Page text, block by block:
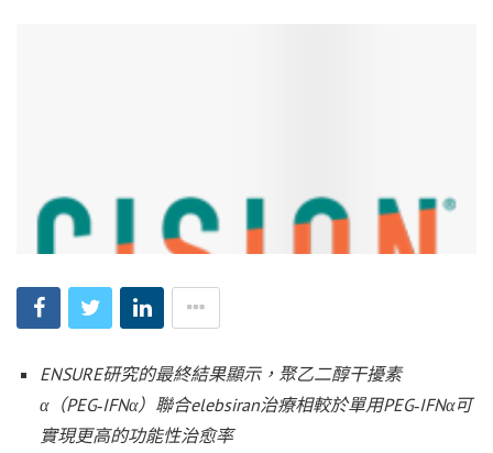
ENSURE研究的最終結果顯示，聚乙二醇干擾素
α（PEG‑IFNα）聯合elebsiran治療相較於單用PEG‑IFNα可
實現更高的功能性治愈率